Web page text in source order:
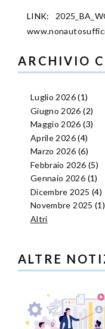
LINK:
ARCHIVIO
Luglio 2026(1)
Giugno 2026 (2)
Maggio 2026 (3)
Aprile 2026(4)
Marzo 2026 (6)
Febbraio 2026 (5)
Gennaio 2026 (1)
Dicembre 2025 (4)
Novembre 2025 (1)
Altri
ALTRE